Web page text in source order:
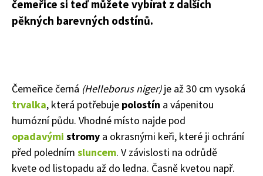
čemeřice si teď můžete vybírat z dalších
pěkných barevných odstínů.
Čemeřice černá (Helleborus niger)je až 30 cm vysoká
trvalka, která potřebuje polostín a vápenitou
humózní půdu. Vhodné místo najde pod
opadavými stromy a okrasnými keři, které ji ochrání
před poledním sluncem. V závislosti na odrůdě
kvete od listopadu až do ledna. Časně kvetou např.